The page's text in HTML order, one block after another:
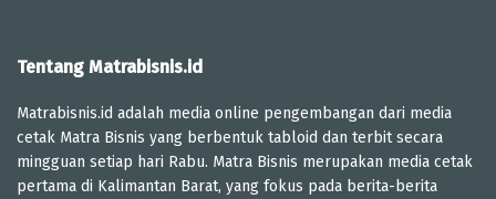
Tentang Matrabisnis.id
Matrabisnis.id adalah media online pengembangan dari media
cetak Matra Bisnis yang berbentuk tabloid dan terbit secara
mingguan setiap hari Rabu. Matra Bisnis merupakan media cetak
pertama di Kalimantan Barat, yang fokus pada berita-berita